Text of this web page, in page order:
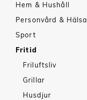
Hem & Hushåll
Personvård & Hälsa
Sport
Fritid
Friluftsliv
Grillar
Husdjur